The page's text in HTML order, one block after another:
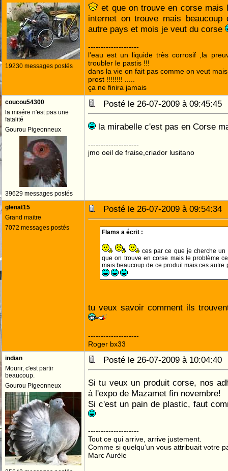
19230 messages postés
et que on trouve en corse mais
internet on trouve mais
autre pays et mois je veut du corse
--------------------
l'eau est un liquide très corrosif ,la
troubler le pastis !!!
dans la vie on fait pas comme on veut
prost !!!!!!!! .....
ça ne finira jamais
coucou54300
la misére n'est pas une
fatalité
Gourou Pigeonneux
39629 messages postés
Posté le 26-07-2009 à
la mirabelle c'est pas en Corse
--------------------
jmo oeil de fraise,criador lusitano
glenat15
Grand maitre
7072 messages postés
Posté le 26-07-2009 à
Flams a écrit :
ces par ce que je cherche
que on trouve en corse mais le problème
mais beaucoup de ce produit mais ces autre
tu veux savoir comment ils
--------------------
Roger bx33
indian
Mourir, c'est partir
beaucoup.
Gourou Pigeonneux
Posté le 26-07-2009 à
Si tu veux un produit corse, nos
à l'expo de Mazamet fin novembre!
Si c'est un pain de plastic, faut
--------------------
Tout ce qui arrive, arrive justement.
Comme si quelqu'un vous attribuait votre
Marc Aurèle